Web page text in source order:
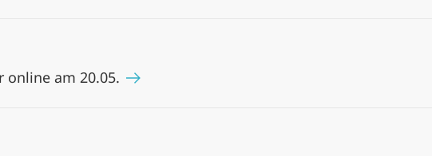
online am 20.05.